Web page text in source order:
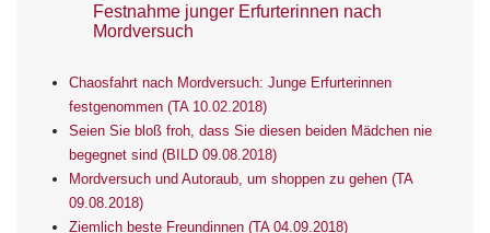
Festnahme junger Erfurterinnen nach
Mordversuch
Chaosfahrt nach Mordversuch: Junge Erfurterinnen
festgenommen (TA 10.02.2018)
Seien Sie bloß froh, dass Sie diesen beiden Mädchen nie
begegnet sind (BILD 09.08.2018)
Mordversuch und Autoraub, um shoppen zu gehen (TA
09.08.2018)
Ziemlich beste Freundinnen (TA 04.09.2018)